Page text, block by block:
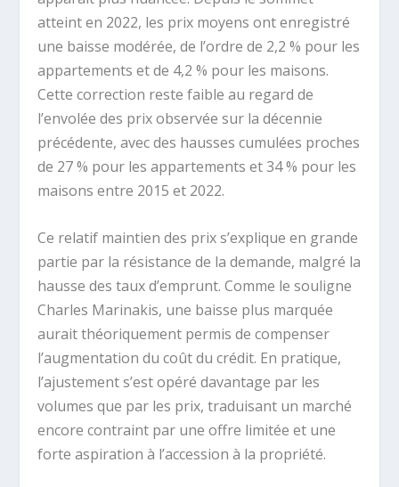
atteint en 2022, les prix moyens ont enregistré
une baisse modérée, de l’ordre de 2,2 % pour les
appartements et de 4,2 % pour les maisons.
Cette correction reste faible au regard de
l’envolée des prix observée sur la décennie
précédente, avec des hausses cumulées proches
de 27 % pour les appartements et 34 % pour les
maisons entre 2015 et 2022.
Ce relatif maintien des prix s’explique en grande
partie par la résistance de la demande, malgré la
hausse des taux d’emprunt. Comme le souligne
Charles Marinakis, une baisse plus marquée
aurait théoriquement permis de compenser
l’augmentation du coût du crédit. En pratique,
l’ajustement s’est opéré davantage par les
volumes que par les prix, traduisant un marché
encore contraint par une offre limitée et une
forte aspiration à l’accession à la propriété.